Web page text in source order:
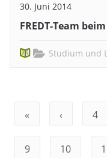
30. Juni 2014
FREDT-Team
Studium und
« ‹ 4
9 10